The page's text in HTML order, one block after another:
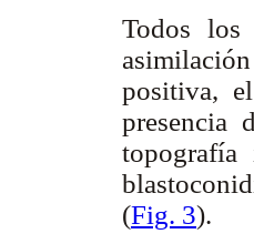
Todos
positiva,
presencia
(Fig. 3).